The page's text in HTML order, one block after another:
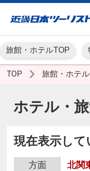
旅館・ホテルTOP
TOP 旅館・ホテ
ホテル・
現在表示して
方面
北関